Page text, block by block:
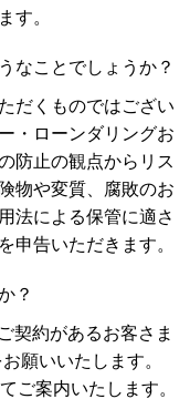
す。
なことでしょうか？
だくものではござい
・ローンダリングお
防止の観点からリス
物や変質、腐敗のお
法による保管に適さ
申告いただきます。
？
契約があるお客さま
願いいたします。
ご案内いたします。